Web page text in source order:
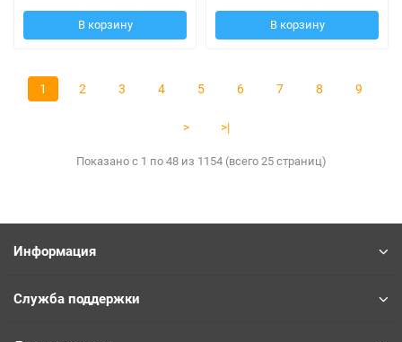
В корзину В корзину
1 2 3 4 5 6 7 8 9
> >|
Показано с 1 по 48 из 1154 (всего 25 страниц)
Информация
Служба поддержки